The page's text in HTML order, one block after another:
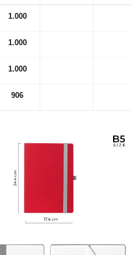
1.000
1.000
1.000
906